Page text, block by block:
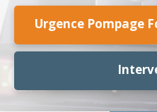
Urgence Pompage